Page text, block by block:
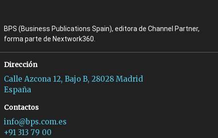
BPS (Business Publications Spain), editora de Channel Partner,
forma parte de Nextwork360.
Dirección
Calle Azcona 12, Bajo B, 28028 Madrid
España
Contactos
info@bps.com.es
+91 313 79 00